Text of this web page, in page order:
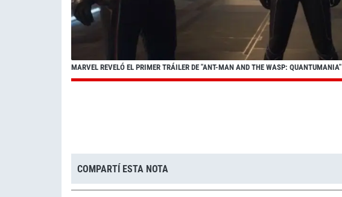
MARVEL REVELÓ EL PRIMER TRÁILER DE "ANT-MAN AND THE WASP: QUANTUMANIA"
COMPARTÍ ESTA NOTA